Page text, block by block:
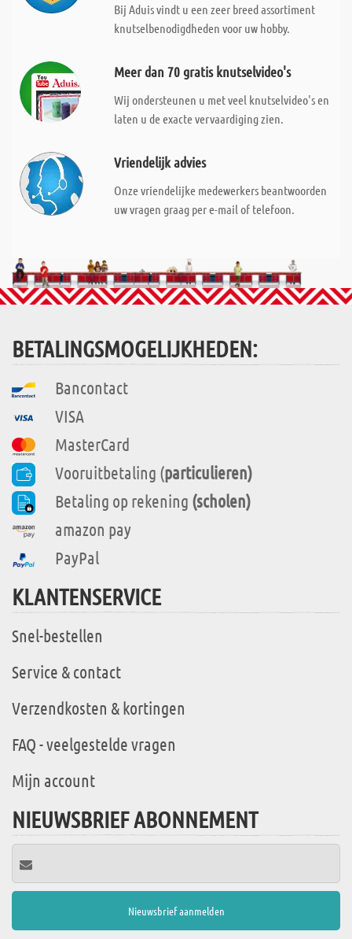
Bij Aduis vindt u een zeer breed assortiment
knutselbenodigdheden voor uw hobby.
Meer dan 70 gratis knutselvideo's
Wij ondersteunen u met veel knutselvideo's en
laten u de exacte vervaardiging zien.
Vriendelijk advies
Onze vriendelijke medewerkers beantwoorden
uw vragen graag per e-mail of telefoon.
BETALINGSMOGELIJKHEDEN:
Bancontact
VISA
MasterCard
Vooruitbetaling (particulieren)
Betaling op rekening (scholen)
amazon pay
PayPal
KLANTENSERVICE
Snel-bestellen
Service & contact
Verzendkosten & kortingen
FAQ - veelgestelde vragen
Mijn account
NIEUWSBRIEF ABONNEMENT